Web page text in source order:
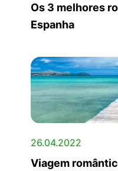
Os 3 melhores
Espanha
26.04.2022
Viagem